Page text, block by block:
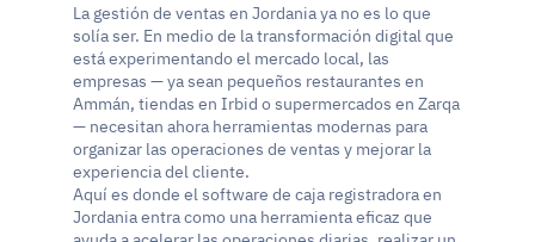
La gestión de ventas en Jordania ya no es lo que
solía ser. En medio de la transformación digital que
está experimentando el mercado local, las
empresas — ya sean pequeños restaurantes en
Ammán, tiendas en Irbid o supermercados en Zarqa
— necesitan ahora herramientas modernas para
organizar las operaciones de ventas y mejorar la
experiencia del cliente.
Aquí es donde el software de caja registradora en
Jordania entra como una herramienta eficaz que